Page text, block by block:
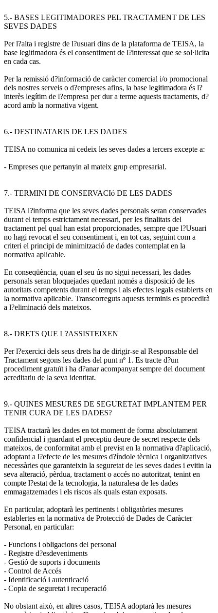
5.- BASES LEGITIMADORES PEL TRACTAMENT DE LES
SEVES DADES
Per l?alta i registre de l?usuari dins de la plataforma de TEISA, la
base legitimadora és el consentiment de l?interessat que se sol·licita
en cada cas.
Per la remissió d?informació de caràcter comercial i/o promocional
dels nostres serveis o d?empreses afins, la base legitimadora és l?
interès legítim de l?empresa per dur a terme aquests tractaments, d?
acord amb la normativa vigent.
6.- DESTINATARIS DE LES DADES
TEISA no comunica ni cedeix les seves dades a tercers excepte a:
- Empreses que pertanyin al mateix grup empresarial.
7.- TERMINI DE CONSERVACIó DE LES DADES
TEISA l?informa que les seves dades personals seran conservades
durant el temps estrictament necessari, per les finalitats del
tractament pel qual han estat proporcionades, sempre que l?Usuari
no hagi revocat el seu consentiment i, en tot cas, seguint com a
criteri el principi de minimització de dades contemplat en la
normativa aplicable.
En conseqüència, quan el seu ús no sigui necessari, les dades
personals seran bloquejades quedant només a disposició de les
autoritats competents durant el temps i als efectes legals establerts en
la normativa aplicable. Transcorreguts aquests terminis es procedirà
a l?eliminació dels mateixos.
8.- DRETS QUE L?ASSISTEIXEN
Per l?exercici dels seus drets ha de dirigir-se al Responsable del
Tractament segons les dades del punt nº 1. Es tracte d?un
procediment gratuït i ha d?anar acompanyat sempre del document
acreditatiu de la seva identitat.
9.- QUINES MESURES DE SEGURETAT IMPLANTEM PER
TENIR CURA DE LES DADES?
TEISA tractarà les dades en tot moment de forma absolutament
confidencial i guardant el preceptiu deure de secret respecte dels
mateixos, de conformitat amb el previst en la normativa d?aplicació,
adoptant a l?efecte de les mesures d?índole tècnica i organitzatives
necessàries que garanteixin la seguretat de les seves dades i evitin la
seva alteració, pèrdua, tractament o accés no autoritzat, tenint en
compte l?estat de la tecnologia, la naturalesa de les dades
emmagatzemades i els riscos als quals estan exposats.
En particular, adoptarà les pertinents i obligatòries mesures
establertes en la normativa de Protecció de Dades de Caràcter
Personal, en particular:
- Funcions i obligacions del personal
- Registre d?esdeveniments
- Gestió de suports i documents
- Control de Accés
- Identificació i autenticació
- Copia de seguretat i recuperació
No obstant això, en altres casos, TEISA adoptarà les mesures